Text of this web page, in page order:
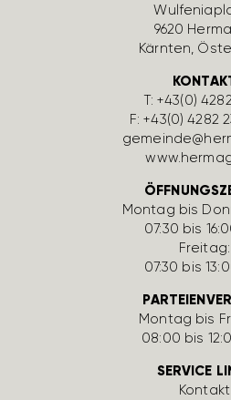
9620
Kärnten,
T:+43(0)
F: +43(0) 4282
Montag bis
07:30 bis
Freitag:
07:30 bis
Montag bis
08:00 bis
SERVICE
Kontakt